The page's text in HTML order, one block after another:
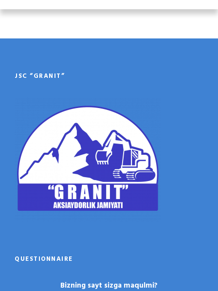
JSC “GRANIT”
QUESTIONNAIRE
Bizning sayt sizga maqulmi?